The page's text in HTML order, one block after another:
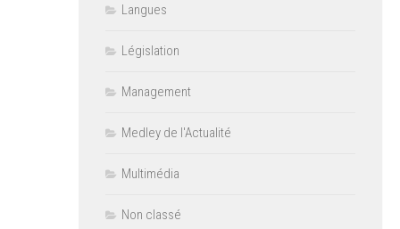
Langues
Législation
Management
Medley de l'Actualité
Multimédia
Non classé